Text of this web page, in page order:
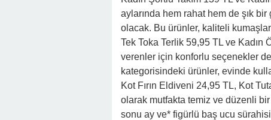
aylarında hem rahat hem de şık
olacak. Bu ürünler, kaliteli
Tek Toka Terlik 59,95 TL ve Kadın
verenler için konforlu seçenekler
kategorisindeki ürünler, evinde
Kot Fırın Eldiveni 24,95 TL, Kot
olarak mutfakta temiz ve düzenli bir
sonu ay ve* figürlü baş ucu